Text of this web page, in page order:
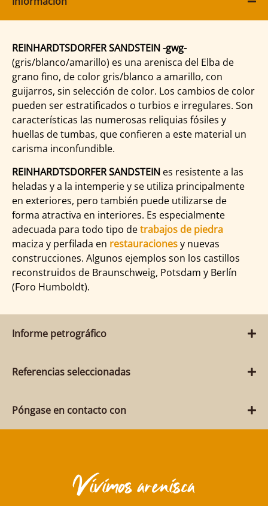
REINHARDTSDORFER SANDSTEIN -gwg-
(gris/blanco/amarillo) es una arenisca del Elba de
grano fino, de color gris/blanco a amarillo, con
guijarros, sin selección de color. Los cambios de color
pueden ser estratificados o turbios e irregulares. Son
características las numerosas reliquias fósiles y
huellas de tumbas, que confieren a este material un
carisma inconfundible.
REINHARDTSDORFER SANDSTEIN es resistente a las
heladas y a la intemperie y se utiliza principalmente
en exteriores, pero también puede utilizarse de
forma atractiva en interiores. Es especialmente
adecuada para todo tipo detrabajos de piedra
maciza y perfilada en restauracionesy nuevas
construcciones. Algunos ejemplos son los castillos
reconstruidos de Braunschweig, Potsdam y Berlín
(Foro Humboldt).
Informe petrográfico
Referencias seleccionadas
Póngase en contacto con
Vivimos arenisca